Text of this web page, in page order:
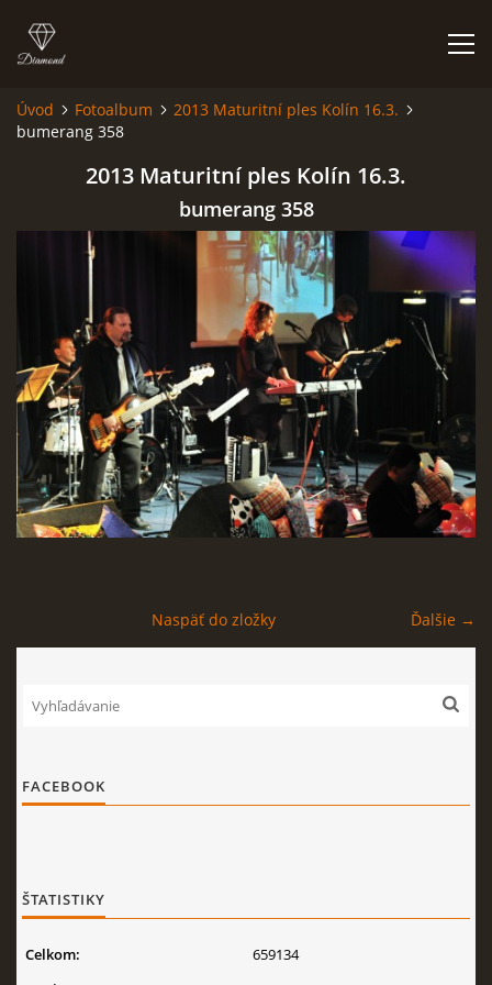
FOTOALBUM
+420 724 629 042
kapelabumerang@gmail.com
© 2026 eStránky.cz | Tisk|Hore ↑
Úvod Fotoalbum
2013 Maturitní ples Kolín 16.3.
bumerang 358
2013 Maturitní ples Kolín 16.3.
bumerang 358
Ďalšie →
Naspäť do zložky
FACEBOOK
ŠTATISTIKY
Celkom:
659134